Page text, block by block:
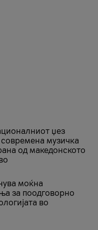
џез
музичка
од македонското
моќна
за поодговорно
во